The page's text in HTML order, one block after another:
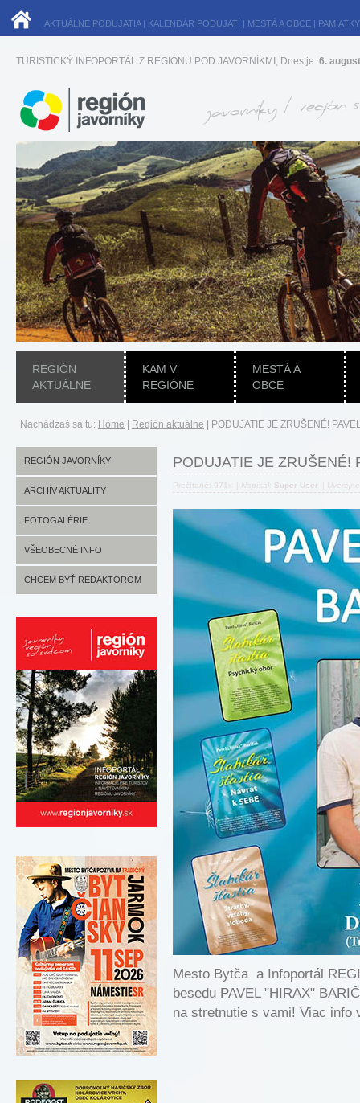
AKTUÁLNE PODUJATIA| KALENDÁR PODUJATÍ | MESTÁ A OBCE | PAMIATKY
TURISTICKÝ INFOPORTÁL Z REGIÓNU POD JAVORNÍKMI, Dnes je: 6.
REGIÓN
AKTUÁLNE
KAM V
REGIÓNE
MESTÁ A
OBCE
Nachádzaš sa tu: Home Región aktuálne PODUJATIE JE ZRUŠENÉ!
REGIÓN JAVORNÍKY
ARCHÍV AKTUALITY
FOTOGALÉRIE
VŠEOBECNÉ INFO
CHCEM BYŤ REDAKTOROM
PODUJATIE JE ZRUŠENÉ!
Prečítané: 971x Napísal: Super User
Mesto Bytča a Infoportál
besedu PAVEL "HIRAX"
na stretnutie s vami! Viac